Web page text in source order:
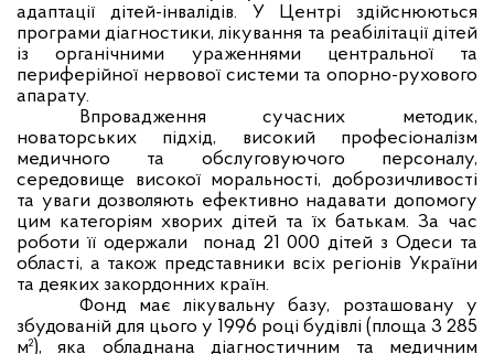
адаптації дітей-інвалідів. У Центрі здійснюються
програми діагностики, лікування та реабілітації дітей
із органічними ураженнями центральної та
периферійної нервової системи та опорно-рухового
апарату.
Впровадження сучасних методик,
новаторських підхід, високий професіоналізм
медичного та обслуговуючого персоналу,
середовище високої моральності, доброзичливості
та уваги дозволяють ефективно надавати допомогу
цим категоріям хворих дітей та їх батькам. За час
роботи її одержали
понад 21 000 дітей з Одеси та
області, а також представники всіх регіонів України
та деяких закордонних країн.
Фонд має лікувальну базу, розташовану у
збудованій для цього у 1996 році будівлі (площа 3 285
м²), яка обладнана діагностичним та медичним